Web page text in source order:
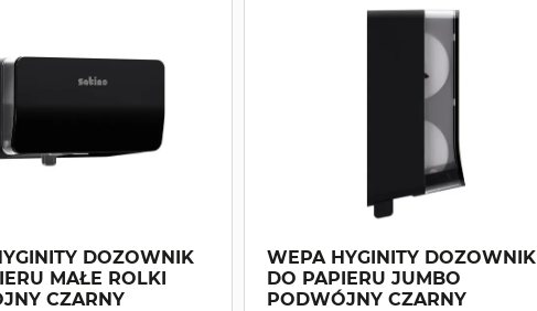
DOZOWNIK
MAŁE ROLKI
CZARNY
WEPA HYGINITY DOZOWNIK
DO PAPIERU JUMBO
PODWÓJNY CZARNY